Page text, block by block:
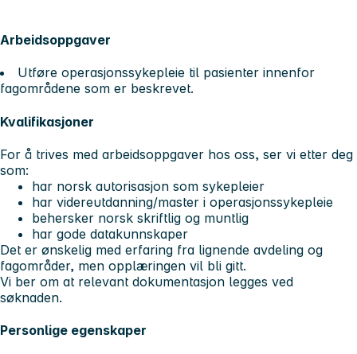
Arbeidsoppgaver
Utføre operasjonssykepleie til pasienter innenfor
fagområdene som er beskrevet.
Kvalifikasjoner
For å trives med arbeidsoppgaver hos oss, ser vi etter deg
som:
har norsk autorisasjon som sykepleier
har videreutdanning/master i operasjonssykepleie
behersker norsk skriftlig og muntlig
har gode datakunnskaper
Det er ønskelig med erfaring fra lignende avdeling og
fagområder, men opplæringen vil bli gitt.
Vi ber om at relevant dokumentasjon legges ved
søknaden.
Personlige egenskaper